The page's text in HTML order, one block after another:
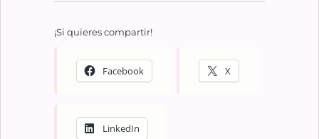
¡Si quieres compartir!
Facebook X
LinkedIn